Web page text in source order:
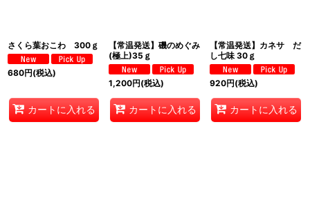
さくら葉おこわ 300ｇ
680円(税込)
カートに入れる
【常温発送】磯のめぐみ
(極上)35ｇ
1,200円(税込)
カートに入れる
【常温発送】カネサ だ
し七味 30ｇ
920円(税込)
カートに入れる